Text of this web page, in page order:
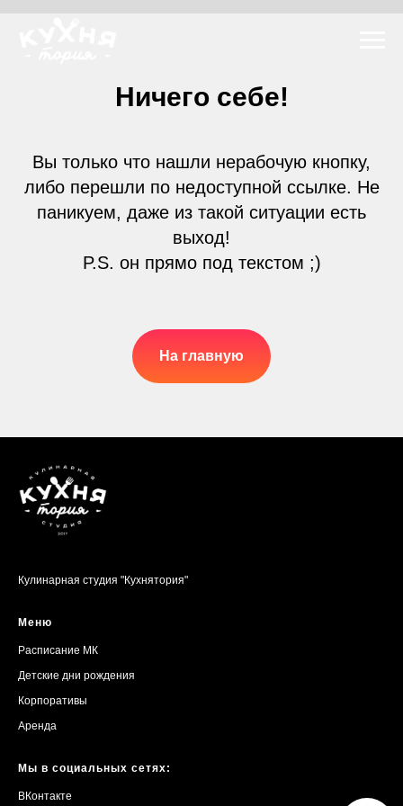
Ничего себе!
Вы только что нашли нерабочую кнопку,
либо перешли по недоступной ссылке. Не
паникуем, даже из такой ситуации есть
выход!
P.S. он прямо под текстом ;)
На главную
Кулинарная студия "Кухнятория"
Меню
Расписание МК
Детские дни рождения
Корпоративы
Аренда
Мы в социальных сетях:
ВКонтакте